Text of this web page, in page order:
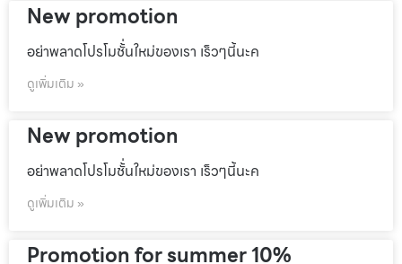
New promotion
อย่าพลาดโปรโมชั้่นใหม่ของเรา เร็วๆนี้นะค
ดูเพิ่มเติม »
New promotion
อย่าพลาดโปรโมชั้่นใหม่ของเรา เร็วๆนี้นะค
ดูเพิ่มเติม »
Promotion for summer 10%